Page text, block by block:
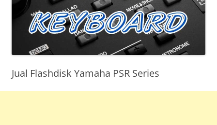
Jual Flashdisk Yamaha PSR Series